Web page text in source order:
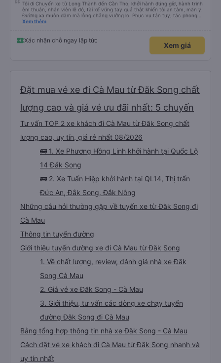
Tôi đi Chuyến xe từ Long Thành đến Cần Thơ, khởi hành đúng giờ, hành trình
êm thuận, nhân viên lễ độ, tài xế vững tay quả thật khiến tôi an tâm, mãn ý.
Đường xa muôn dặm mà lòng chẳng vướng lo. Phục vụ tận tụy, tác phong
nghiêm cẩn, hiếm thấy giữa thời buổi kim tiền vội vã. Xã hội loạn đạo. Xin gửi
Xem thêm
Xác nhận chỗ ngay lập tức
Xem giá
Đặt mua vé xe đi Cà Mau từ Đăk Song chất
lượng cao và giá vé ưu đãi nhất: 5 chuyến
Tư vấn TOP 2 xe khách đi Cà Mau từ Đăk Song chất
lượng cao, uy tín, giá rẻ nhất 08/2026
🚌 1. Xe Phương Hồng Linh khởi hành tại Quốc Lộ
14 Đắk Song
🚌 2. Xe Tuấn Hiệp khởi hành tại QL14, Thị trấn
Đức An, Đắk Song, Đắk Nông
Những câu hỏi thường gặp về tuyến xe từ Đăk Song đi
Cà Mau
Thông tin tuyến đường
Giới thiệu tuyến đường xe đi Cà Mau từ Đăk Song
1. Về chất lượng, review, đánh giá nhà xe Đăk
Song Cà Mau
2. Giá vé xe Đăk Song - Cà Mau
3. Giới thiệu, tư vấn các dòng xe chạy tuyến
đường Đăk Song đi Cà Mau
Bảng tổng hợp thông tin nhà xe Đăk Song - Cà Mau
Cách đặt vé xe khách đi Cà Mau từ Đăk Song nhanh và
uy tín nhất